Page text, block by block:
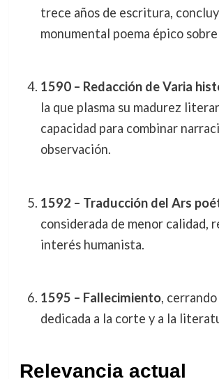
trece años de escritura,
monumental poema épico sobre
1590 – Redacción de Varia
la que plasma su madurez
capacidad para combinar
observación.
1592 – Traducción del Ars
considerada de menor calidad,
interés humanista.
1595 – Fallecimiento,
dedicada a la corte y a la
Relevancia actual